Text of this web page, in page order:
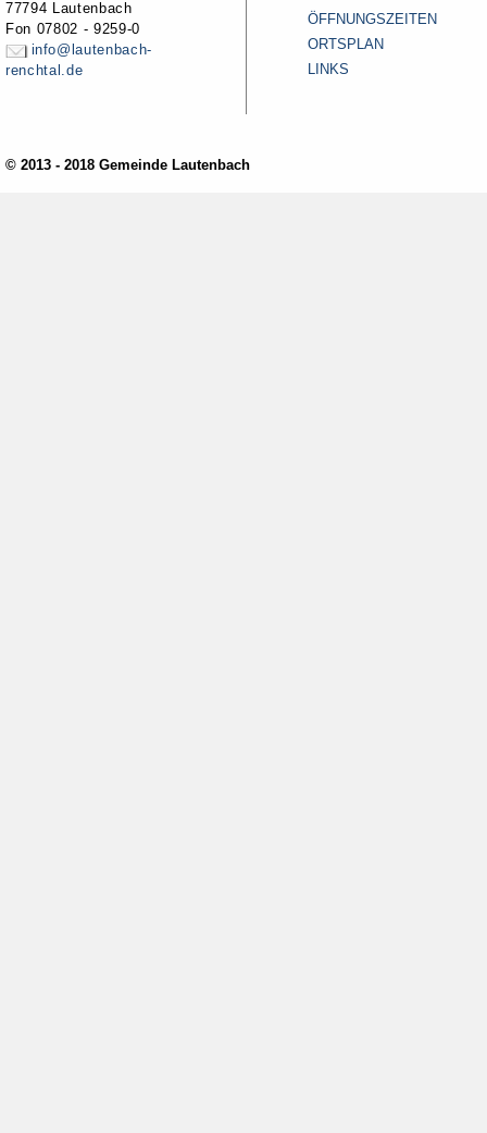
77794 Lautenbach
Fon 07802 - 9259-0
info@lautenbach-
renchtal.de
ÖFFNUNGSZEITEN
ORTSPLAN
LINKS
© 2013 - 2018 Gemeinde Lautenbach